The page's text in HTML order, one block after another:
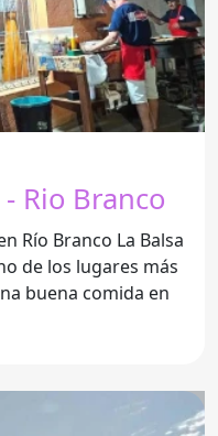
Rio Branco
La Balsa
de los lugares más
buena comida en